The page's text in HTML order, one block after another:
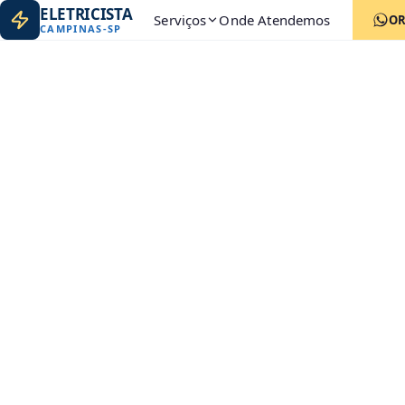
ELETRICISTA
CAMPINAS-SP Serviços Onde Atendemos